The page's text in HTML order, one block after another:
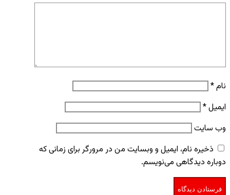
نام*
ایمیل*
وب‌ سایت
ذخیره نام، ایمیل و وبسایت من در مرورگر برای زمانی که
دوباره دیدگاهی می‌نویسم.